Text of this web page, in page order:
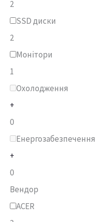
2
SSD диски
2
Монітори
1
Охолодження
+
0
Енергозабезпечення
+
0
Вендор
ACER